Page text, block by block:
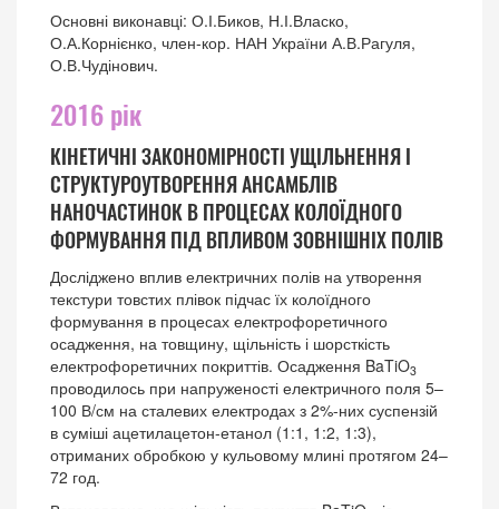
Основні виконавці: О.І.Биков, Н.І.Власко,
О.А.Корнієнко, член-кор. НАН України А.В.Рагуля,
О.В.Чудінович.
2016 рік
КІНЕТИЧНІ ЗАКОНОМІРНОСТІ УЩІЛЬНЕННЯ І
СТРУКТУРОУТВОРЕННЯ АНСАМБЛІВ
НАНОЧАСТИНОК В ПРОЦЕСАХ КОЛОЇДНОГО
ФОРМУВАННЯ ПІД ВПЛИВОМ ЗОВНІШНІХ ПОЛІВ
Досліджено вплив електричних полів на утворення
текстури товстих плівок підчас їх колоїдного
формування в процесах електрофоретичного
осадження, на товщину, щільність і шорсткість
електрофоретичних покриттів. Осадження BaTiO3
проводилось при напруженості електричного поля 5–
100 В/см на сталевих електродах з 2%-них суспензій
в суміші ацетилацетон-етанол (1:1, 1:2, 1:3),
отриманих обробкою у кульовому млині протягом 24–
72 год.